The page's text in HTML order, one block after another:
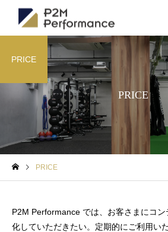
PRICE
PRICE
PRICE
P2M Performance では、お客さまにコ
化していただきたい。定期的にご利用い